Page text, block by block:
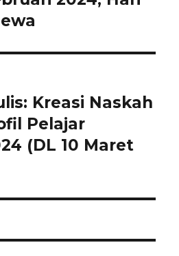
Kreasi Naskah
Pelajar
(DL 10 Maret